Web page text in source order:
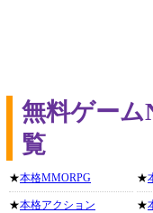
無料ゲー
覧
★本格MMORPG
★本格アクション
★
★